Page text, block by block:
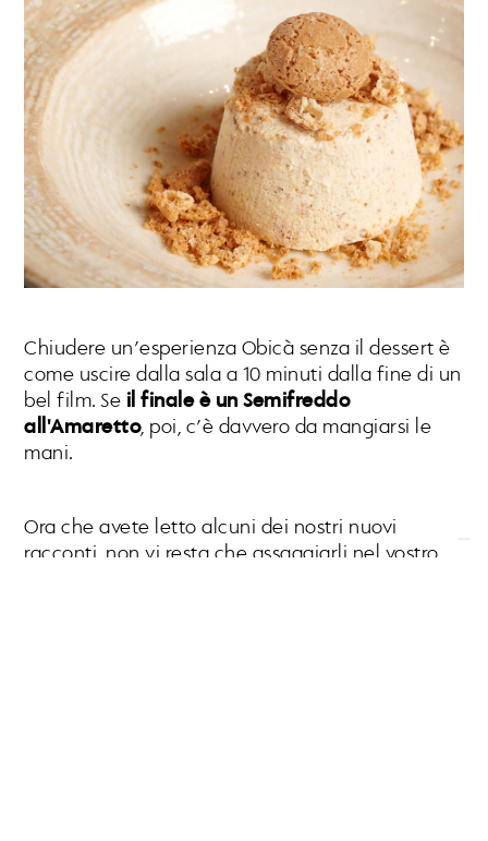
Chiudere un’esperienza Obicà senza il dessert è
come uscire dalla sala a 10 minuti dalla fine di un
bel film. Se il finale è un Semifreddo
all'Amaretto, poi, c’è davvero da mangiarsi le
mani.
Ora che avete letto alcuni dei nostri nuovi
racconti, non vi resta che assaggiarli nel vostro